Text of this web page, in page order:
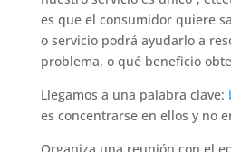
es que el consumidor quiere
o servicio podrá ayudarlo a
problema, o qué beneficio
Llegamos a una palabra clave:
es concentrarse en ellos y no